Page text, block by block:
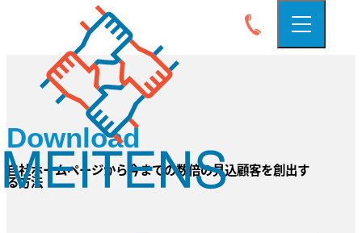
Download
自社ホームページから今までの数倍の見込顧客を創出す
る方法